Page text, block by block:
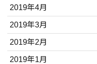
2019年4月
2019年3月
2019年2月
2019年1月